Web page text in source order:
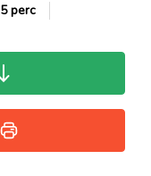
perc